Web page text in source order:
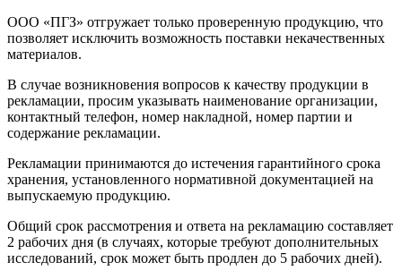
ООО «ПГЗ» отгружает только проверенную продукцию, что
позволяет исключить возможность поставки некачественных
материалов.
В случае возникновения вопросов к качеству продукции в
рекламации, просим указывать наименование организации,
контактный телефон, номер накладной, номер партии и
содержание рекламации.
Рекламации принимаются до истечения гарантийного срока
хранения, установленного нормативной документацией на
выпускаемую продукцию.
Общий срок рассмотрения и ответа на рекламацию составляет
2 рабочих дня (в случаях, которые требуют дополнительных
исследований, срок может быть продлен до 5 рабочих дней).